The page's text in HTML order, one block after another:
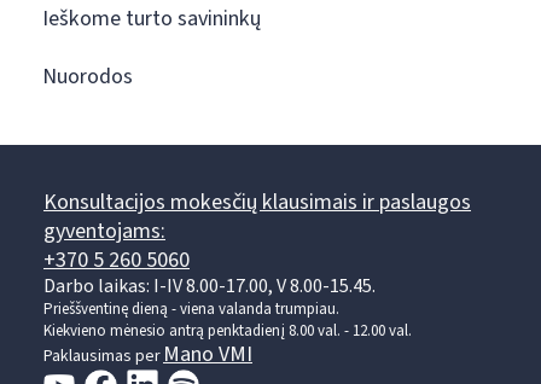
Ieškome turto savininkų
Nuorodos
Konsultacijos mokesčių klausimais ir paslaugos
gyventojams:
+370 5 260 5060
Darbo laikas: I-IV 8.00-17.00, V 8.00-15.45.
Prieššventinę dieną - viena valanda trumpiau.
Kiekvieno mėnesio antrą penktadienį 8.00 val. - 12.00 val.
Paklausimas per Mano VMI